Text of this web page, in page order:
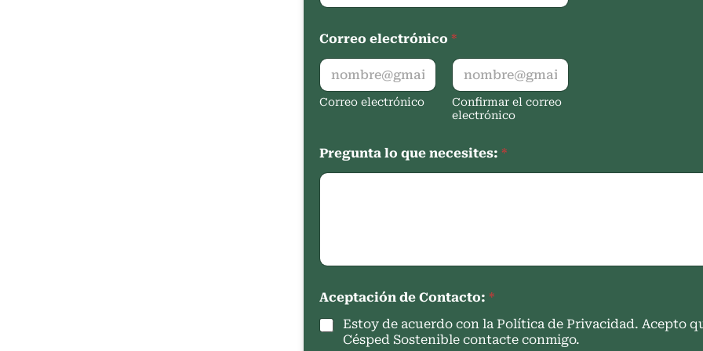
Correo electrónico *
Correo electrónico
Confirmar el correo
electrónico
Pregunta lo que necesites: *
Aceptación de Contacto: *
Estoy de acuerdo con la Política de Privacidad. Acepto
Césped Sostenible contacte conmigo.